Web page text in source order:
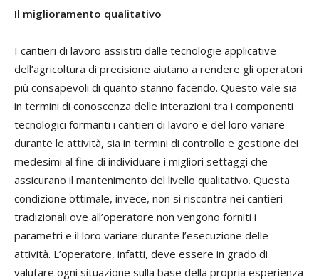
Il miglioramento qualitativo
I cantieri di lavoro assistiti dalle tecnologie applicative
dell’agricoltura di precisione aiutano a rendere gli operatori
più consapevoli di quanto stanno facendo. Questo vale sia
in termini di conoscenza delle interazioni tra i componenti
tecnologici formanti i cantieri di lavoro e del loro variare
durante le attività, sia in termini di controllo e gestione dei
medesimi al fine di individuare i migliori settaggi che
assicurano il mantenimento del livello qualitativo. Questa
condizione ottimale, invece, non si riscontra nei cantieri
tradizionali ove all’operatore non vengono forniti i
parametri e il loro variare durante l’esecuzione delle
attività. L’operatore, infatti, deve essere in grado di
valutare ogni situazione sulla base della propria esperienza